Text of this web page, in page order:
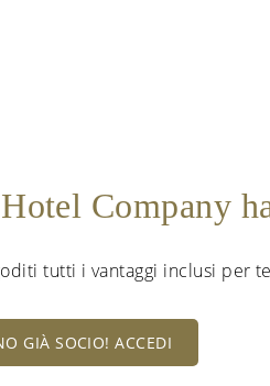
Company
tutti i vantaggi inclusi per
GIÀ SOCIO! ACCEDI